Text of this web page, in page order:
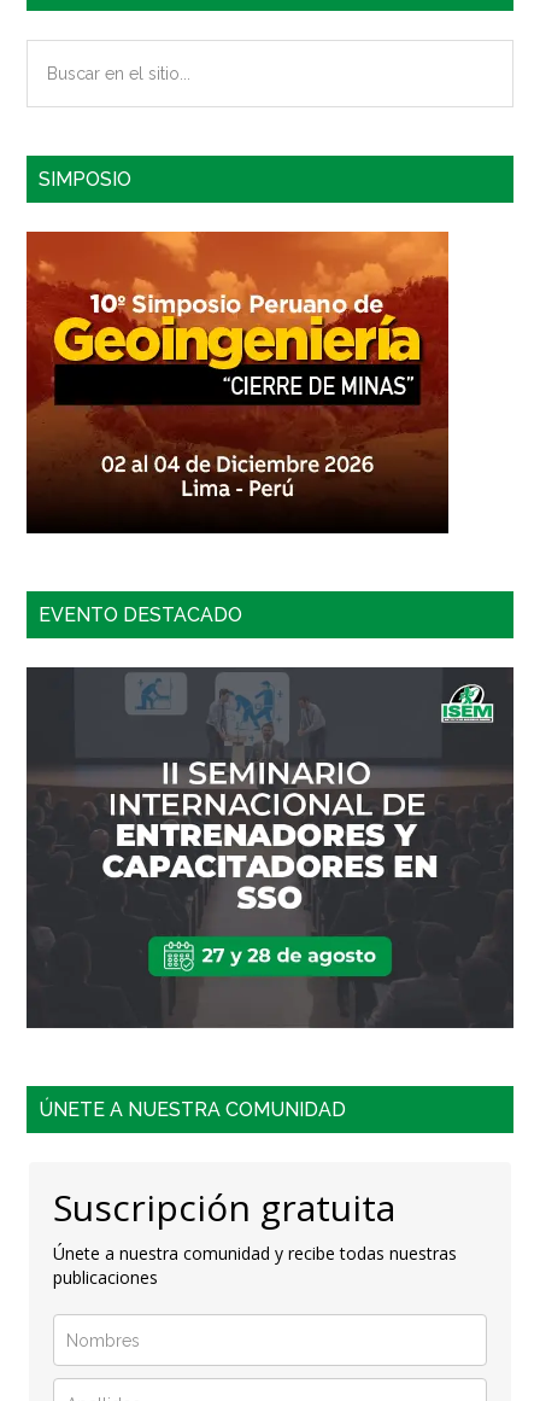
SIMPOSIO
EVENTO DESTACADO
ÚNETE A NUESTRA COMUNIDAD
Suscripción gratuita
Únete a nuestra comunidad y recibe todas nuestras
publicaciones